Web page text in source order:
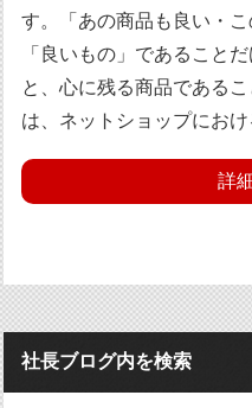
す。「あの商品も良い・
「良いもの」であること
と、心に残る商品である
は、ネットショップにお
詳
社長ブログ内を検索